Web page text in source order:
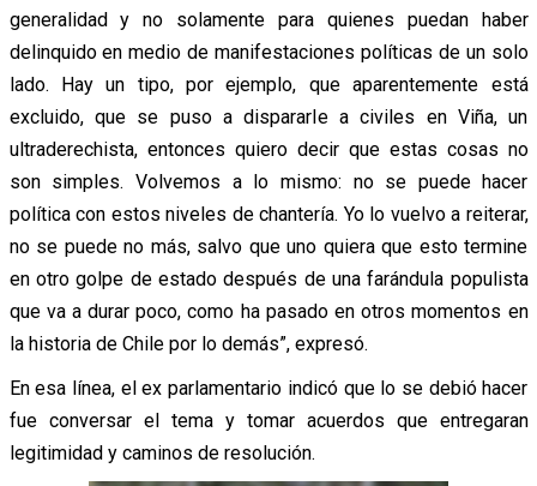
generalidad y no solamente para quienes puedan haber
delinquido en medio de manifestaciones políticas de un solo
lado. Hay un tipo, por ejemplo, que aparentemente está
excluido, que se puso a dispararle a civiles en Viña, un
ultraderechista, entonces quiero decir que estas cosas no
son simples. Volvemos a lo mismo: no se puede hacer
política con estos niveles de chantería. Yo lo vuelvo a reiterar,
no se puede no más, salvo que uno quiera que esto termine
en otro golpe de estado después de una farándula populista
que va a durar poco, como ha pasado en otros momentos en
la historia de Chile por lo demás”, expresó.
En esa línea, el ex parlamentario indicó que lo se debió hacer
fue conversar el tema y tomar acuerdos que entregaran
legitimidad y caminos de resolución.